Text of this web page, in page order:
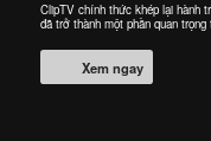
ClipTV chính thức khép lại hành
đã trở thành một phần quan
Xem ngay